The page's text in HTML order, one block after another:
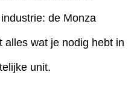
de Monza
alles wat je nodig hebt in
unit.